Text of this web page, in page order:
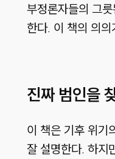
부정론자들의 그
한다. 이 책의 의
진짜 범인을
이 책은 기후 위기
잘 설명한다. 하지